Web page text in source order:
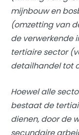
mijnbouw en
(omzetting van
de verwerkende
tertiaire sector
detailhandel tot
Hoewel alle
bestaat de
dienen, door de
secundaire